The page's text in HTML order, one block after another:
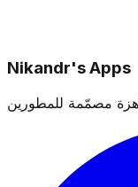
Nikandr's Apps